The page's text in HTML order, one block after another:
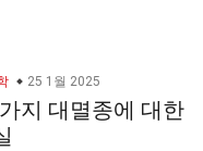
25 1월 2025
지 대멸종에 대한